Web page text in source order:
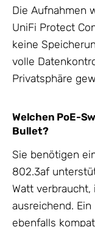
Die Aufnahmen
UniFi Protect
keine
volle
Privatsphäre
Welchen PoE-
Bullet?
Sie benötigen
802.3af
Watt
ausreichend.
ebenfalls